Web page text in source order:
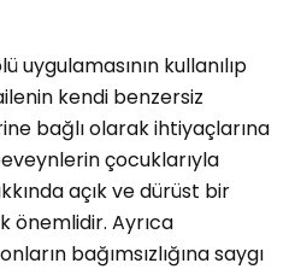
kullanılıp
kendi benzersiz
bağlı olarak ihtiyaçlarına
çocuklarıyla
açık ve dürüst bir
önemlidir. Ayrıca
bağımsızlığına saygı